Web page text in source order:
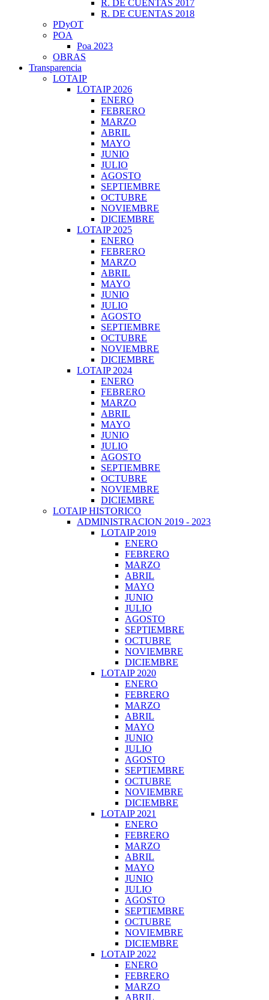
R. DE CUENTAS 2017
R. DE CUENTAS 2018
PDyOT
POA
Poa 2023
OBRAS
Transparencia
LOTAIP
LOTAIP 2026
ENERO
FEBRERO
MARZO
ABRIL
MAYO
JUNIO
JULIO
AGOSTO
SEPTIEMBRE
OCTUBRE
NOVIEMBRE
DICIEMBRE
LOTAIP 2025
ENERO
FEBRERO
MARZO
ABRIL
MAYO
JUNIO
JULIO
AGOSTO
SEPTIEMBRE
OCTUBRE
NOVIEMBRE
DICIEMBRE
LOTAIP 2024
ENERO
FEBRERO
MARZO
ABRIL
MAYO
JUNIO
JULIO
AGOSTO
SEPTIEMBRE
OCTUBRE
NOVIEMBRE
DICIEMBRE
LOTAIP HISTORICO
ADMINISTRACION 2019 - 2023
LOTAIP 2019
ENERO
FEBRERO
MARZO
ABRIL
MAYO
JUNIO
JULIO
AGOSTO
SEPTIEMBRE
OCTUBRE
NOVIEMBRE
DICIEMBRE
LOTAIP 2020
ENERO
FEBRERO
MARZO
ABRIL
MAYO
JUNIO
JULIO
AGOSTO
SEPTIEMBRE
OCTUBRE
NOVIEMBRE
DICIEMBRE
LOTAIP 2021
ENERO
FEBRERO
MARZO
ABRIL
MAYO
JUNIO
JULIO
AGOSTO
SEPTIEMBRE
OCTUBRE
NOVIEMBRE
DICIEMBRE
LOTAIP 2022
ENERO
FEBRERO
MARZO
ABRIL